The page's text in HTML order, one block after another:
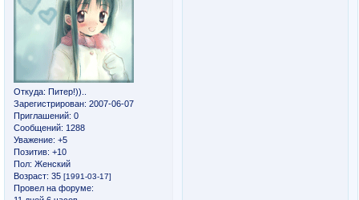
Откуда: Питер!))..
Зарегистрирован: 2007-06-07
Приглашений: 0
Сообщений: 1288
Уважение: +5
Позитив: +10
Пол: Женский
Возраст: 35 [1991-03-17]
Провел на форуме: